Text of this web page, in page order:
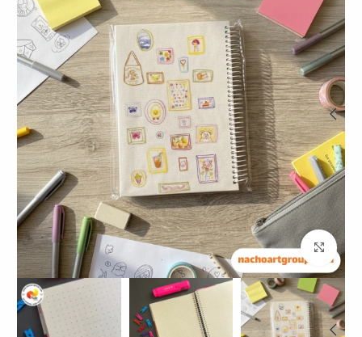
برای بزرگنمایی کلیک کنید